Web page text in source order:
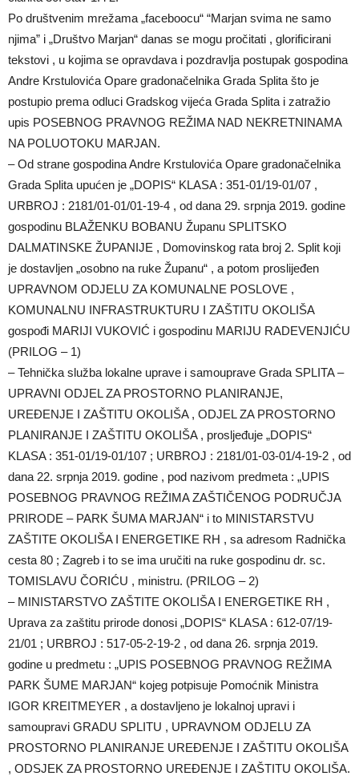
Po društvenim mrežama „faceboocu“ “Marjan svima ne samo
njima” i „Društvo Marjan“ danas se mogu pročitati , glorificirani
tekstovi , u kojima se opravdava i pozdravlja postupak gospodina
Andre Krstulovića Opare gradonačelnika Grada Splita što je
postupio prema odluci Gradskog vijeća Grada Splita i zatražio
upis POSEBNOG PRAVNOG REŽIMA NAD NEKRETNINAMA
NA POLUOTOKU MARJAN.
– Od strane gospodina Andre Krstulovića Opare gradonačelnika
Grada Splita upućen je „DOPIS“ KLASA : 351-01/19-01/07 ,
URBROJ : 2181/01-01/01-19-4 , od dana 29. srpnja 2019. godine
gospodinu BLAŽENKU BOBANU Županu SPLITSKO
DALMATINSKE ŽUPANIJE , Domovinskog rata broj 2. Split koji
je dostavljen „osobno na ruke Županu“ , a potom proslijeđen
UPRAVNOM ODJELU ZA KOMUNALNE POSLOVE ,
KOMUNALNU INFRASTRUKTURU I ZAŠTITU OKOLIŠA
gospođi MARIJI VUKOVIĆ i gospodinu MARIJU RADEVENJIĆU
(PRILOG – 1)
– Tehnička služba lokalne uprave i samouprave Grada SPLITA –
UPRAVNI ODJEL ZA PROSTORNO PLANIRANJE,
UREĐENJE I ZAŠTITU OKOLIŠA , ODJEL ZA PROSTORNO
PLANIRANJE I ZAŠTITU OKOLIŠA , prosljeđuje „DOPIS“
KLASA : 351-01/19-01/107 ; URBROJ : 2181/01-03-01/4-19-2 , od
dana 22. srpnja 2019. godine , pod nazivom predmeta : „UPIS
POSEBNOG PRAVNOG REŽIMA ZAŠTIČENOG PODRUČJA
PRIRODE – PARK ŠUMA MARJAN“ i to MINISTARSTVU
ZAŠTITE OKOLIŠA I ENERGETIKE RH , sa adresom Radnička
cesta 80 ; Zagreb i to se ima uručiti na ruke gospodinu dr. sc.
TOMISLAVU ČORIĆU , ministru. (PRILOG – 2)
– MINISTARSTVO ZAŠTITE OKOLIŠA I ENERGETIKE RH ,
Uprava za zaštitu prirode donosi „DOPIS“ KLASA : 612-07/19-
21/01 ; URBROJ : 517-05-2-19-2 , od dana 26. srpnja 2019.
godine u predmetu : „UPIS POSEBNOG PRAVNOG REŽIMA
PARK ŠUME MARJAN“ kojeg potpisuje Pomoćnik Ministra
IGOR KREITMEYER , a dostavljeno je lokalnoj upravi i
samoupravi GRADU SPLITU , UPRAVNOM ODJELU ZA
PROSTORNO PLANIRANJE UREĐENJE I ZAŠTITU OKOLIŠA
, ODSJEK ZA PROSTORNO UREĐENJE I ZAŠTITU OKOLIŠA.